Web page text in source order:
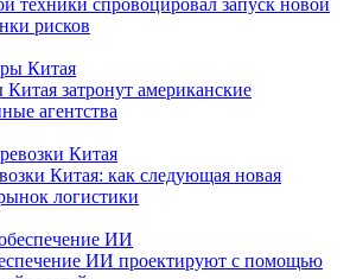
техники спровоцировал запуск новой
рисков
затронут американские
агентства
Китая: как следующая новая
логистики
ИИ проектируют с помощью